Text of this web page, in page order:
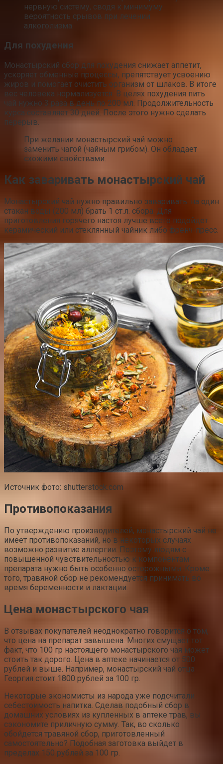
нервную систему, сводя к минимуму
вероятность срывов при лечении
алкоголизма.
Для похудения
Монастырский сбор для похудения снижает аппетит,
ускоряет обменные процессы, препятствует усвоению
жиров и помогает очистить организм от шлаков. В итоге
вес человека нормализуется. В целях похудения пить
чай нужно 3 раза в день по 200 мл. Продолжительность
курса составляет 30 дней. После этого нужно сделать
перерыв.
При желании монастырский чай можно
заменить чагой (чайным грибом). Он обладает
схожими свойствами.
Как заваривать монастырский чай
Монастырский чай нужно правильно заваривать: на один
стакан воды (200 мл) брать 1 ст.л. сбора. Для
приготовления горячего настоя лучше всего подойдет
керамический или стеклянный чайник либо френч-пресс.
Источник фото: shutterstock.com
Противопоказания
По утверждению производителей, монастырский чай не
имеет противопоказаний, но в некоторых случаях
возможно развитие аллергии. Поэтому людям с
повышенной чувствительностью к компонентам
препарата нужно быть особенно осторожными. Кроме
того, травяной сбор не рекомендуется принимать во
время беременности и лактации.
Цена монастырского чая
В отзывах покупателей неоднократно говорится о том,
что цена на препарат завышена. Многих смущает тот
факт, что 100 гр настоящего монастырского чая может
стоить так дорого. Цена в аптеке начинается от 500
рублей и выше. Например, монастырский чай отца
Георгия стоит 1800 рублей за 100 гр.
Некоторые экономисты из народа уже подсчитали
себестоимость напитка. Сделав подобный сбор в
домашних условиях из купленных в аптеке трав, вы
сэкономите приличную сумму. Так, во сколько
обойдется травяной сбор, приготовленный
самостоятельно? Подобная заготовка выйдет в
пределах 150 рублей за 100 гр.